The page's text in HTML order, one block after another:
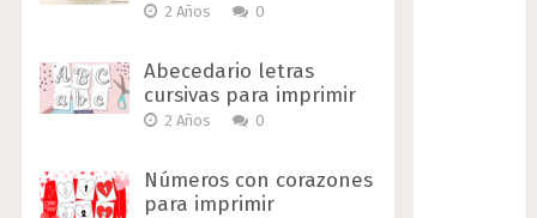
2 Años 0
Abecedario letras
cursivas para imprimir
2 Años 0
Números con corazones
para imprimir